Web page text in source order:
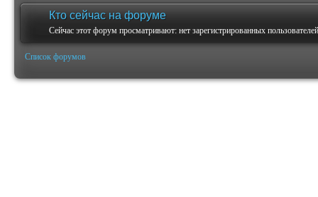
Кто сейчас на форуме
Сейчас этот форум просматривают: нет зарегистрированных
Список форумов